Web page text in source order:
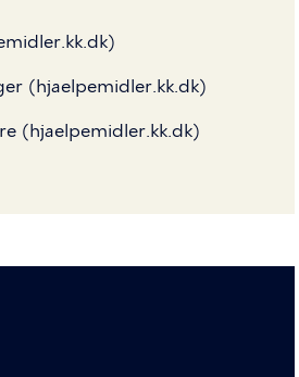
(hjaelpemidler.kk.dk)
(hjaelpemidler.kk.dk)